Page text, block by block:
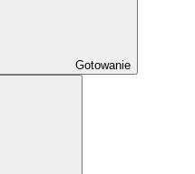
Gotowanie